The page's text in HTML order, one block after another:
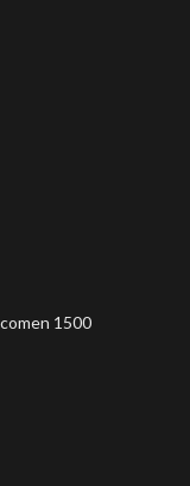
1500